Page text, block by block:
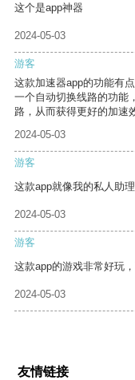
这个是app神器
2024-05-03
游客
这款加速器app的功能有
一个自动切换线路的功能
路，从而获得更好的加速
2024-05-03
游客
这款app就像我的私人助
2024-05-03
游客
这款app的游戏非常好玩
2024-05-03
友情链接